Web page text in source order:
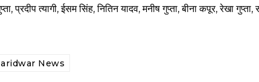
प्रदीप त्यागी, ईसम सिंह, नितिन यादव, मनीष गुप्ता, बीना कपूर, रेखा
News